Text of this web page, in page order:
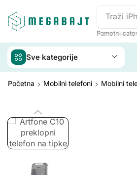
Traži
Pametni
Sve kategorije
Početna Mobilni telefoni Mobilni